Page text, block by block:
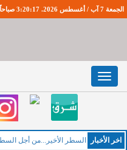
الجمعة 7 آب / أغسطس 2026. 3:20:18 صباحاً
Toggle
navigation
اخر اﻷخبار ال